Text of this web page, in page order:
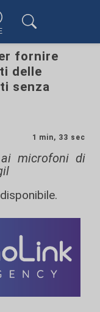
fornire
delle
senza
1 min, 33 sec
ai microfoni di